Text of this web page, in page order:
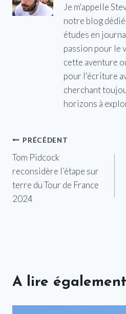
Je m'appelle
notre blog
études en
passion pour le
cette aventure
pour l'écriture
cherchant
horizons à
Navigation
de
l’article
PRÉCÉDENT
Tom Pidcock
reconsidère l’étape sur
terre du Tour de France
2024
A lire également